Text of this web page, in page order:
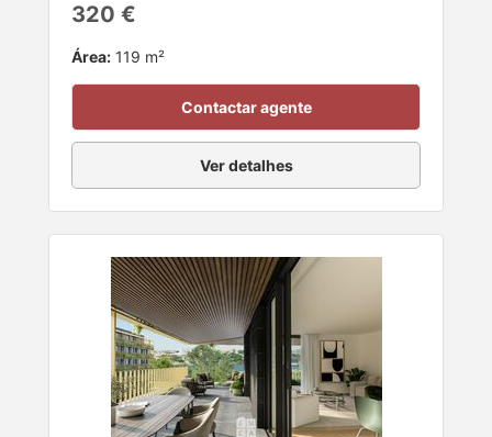
320 €
Área: 119 m²
Contactar agente
Ver detalhes